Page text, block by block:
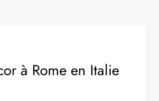
à Rome en Italie